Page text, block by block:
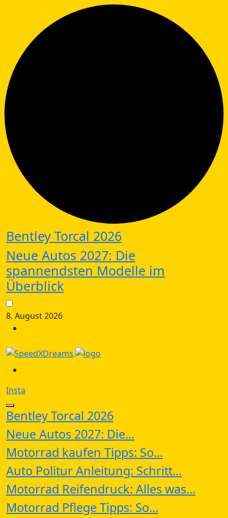
Bentley Torcal 2026
Neue Autos 2027: Die
spannendsten Modelle im
Überblick
8. August 2026
Insta
Bentley Torcal 2026
Neue Autos 2027: Die...
Motorrad kaufen Tipps: So...
Auto Politur Anleitung: Schritt...
Motorrad Reifendruck: Alles was...
Motorrad Pflege Tipps: So...